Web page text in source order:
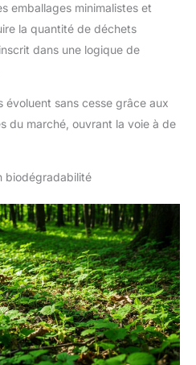
emballages minimalistes et
la quantité de déchets
dans une logique de
sans cesse grâce aux
du marché, ouvrant la voie à de
biodégradabilité